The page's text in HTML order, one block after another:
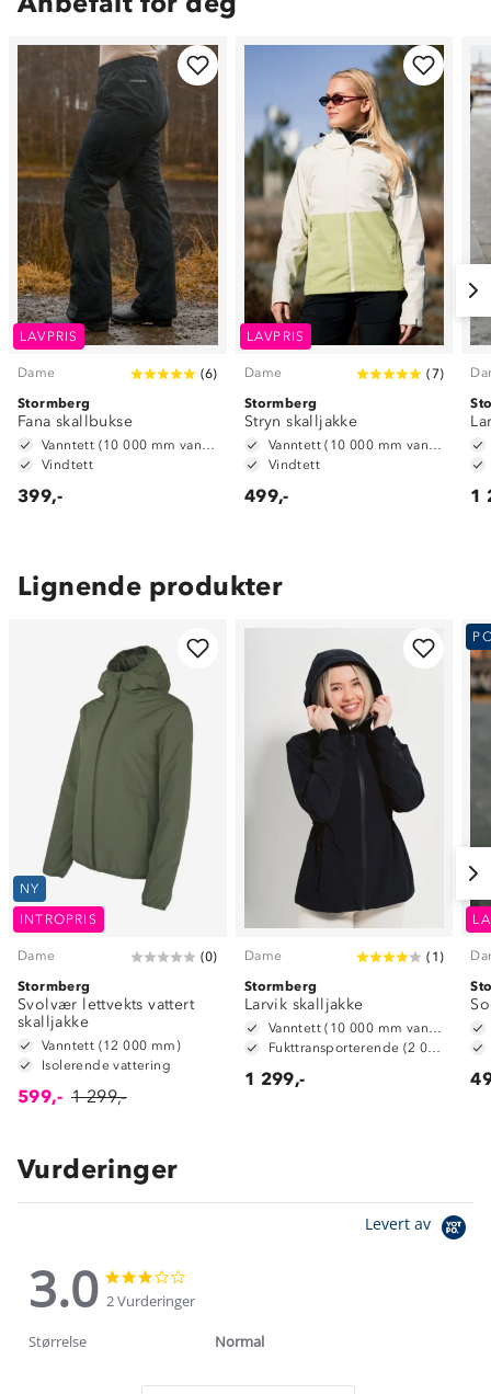
LAVPRIS
Dame (6)
Stormberg
Fana skallbukse
Vindtett
399,-
LAVPRIS
Dame (7)
Stormberg
Stryn skalljakke
Vindtett
499,- 1
Lignende produkter
NY
INTROPRIS
Dame (0)
Stormberg
Svolvær lettvekts vattert
skalljakke
Vanntett (12 000 mm)
Isolerende vattering
599,- 1 299,-
Dame ( 1 )
Stormberg
Larvik skalljakke
1 299,-
Vurderinger
Levert av
3.0
3.0
star
rating
star
2 Vurderinger
Størrelse Normal